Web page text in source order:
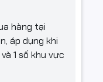
hàng tại
áp dụng khi
1 số khu vực